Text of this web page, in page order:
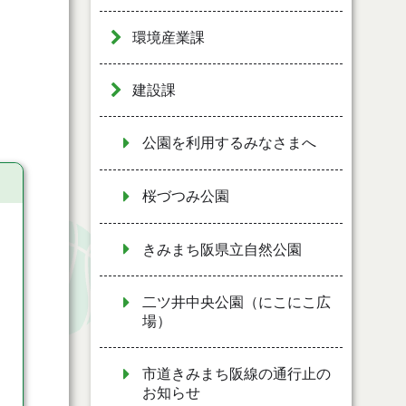
環境産業課
建設課
公園を利用するみなさまへ
桜づつみ公園
きみまち阪県立自然公園
二ツ井中央公園（にこにこ広
場）
市道きみまち阪線の通行止の
お知らせ